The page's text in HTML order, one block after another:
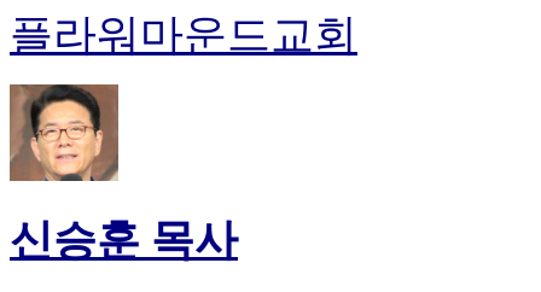
플라워마운드교회
신승훈 목사